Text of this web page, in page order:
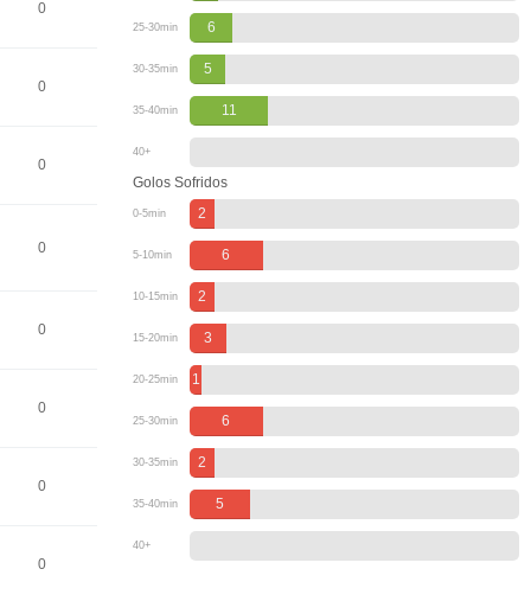
0
0
0
0
0
0
0
0
25-30min 6
30-35min 5
35-40min 11
40+
Golos Sofridos
0-5min 2
5-10min 6
10-15min 2
15-20min 3
20-25min 1
25-30min 6
30-35min 2
35-40min 5
40+